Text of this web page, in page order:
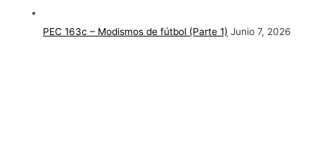
PEC 163c – Modismos de fútbol (Parte 1) Junio 7, 2026